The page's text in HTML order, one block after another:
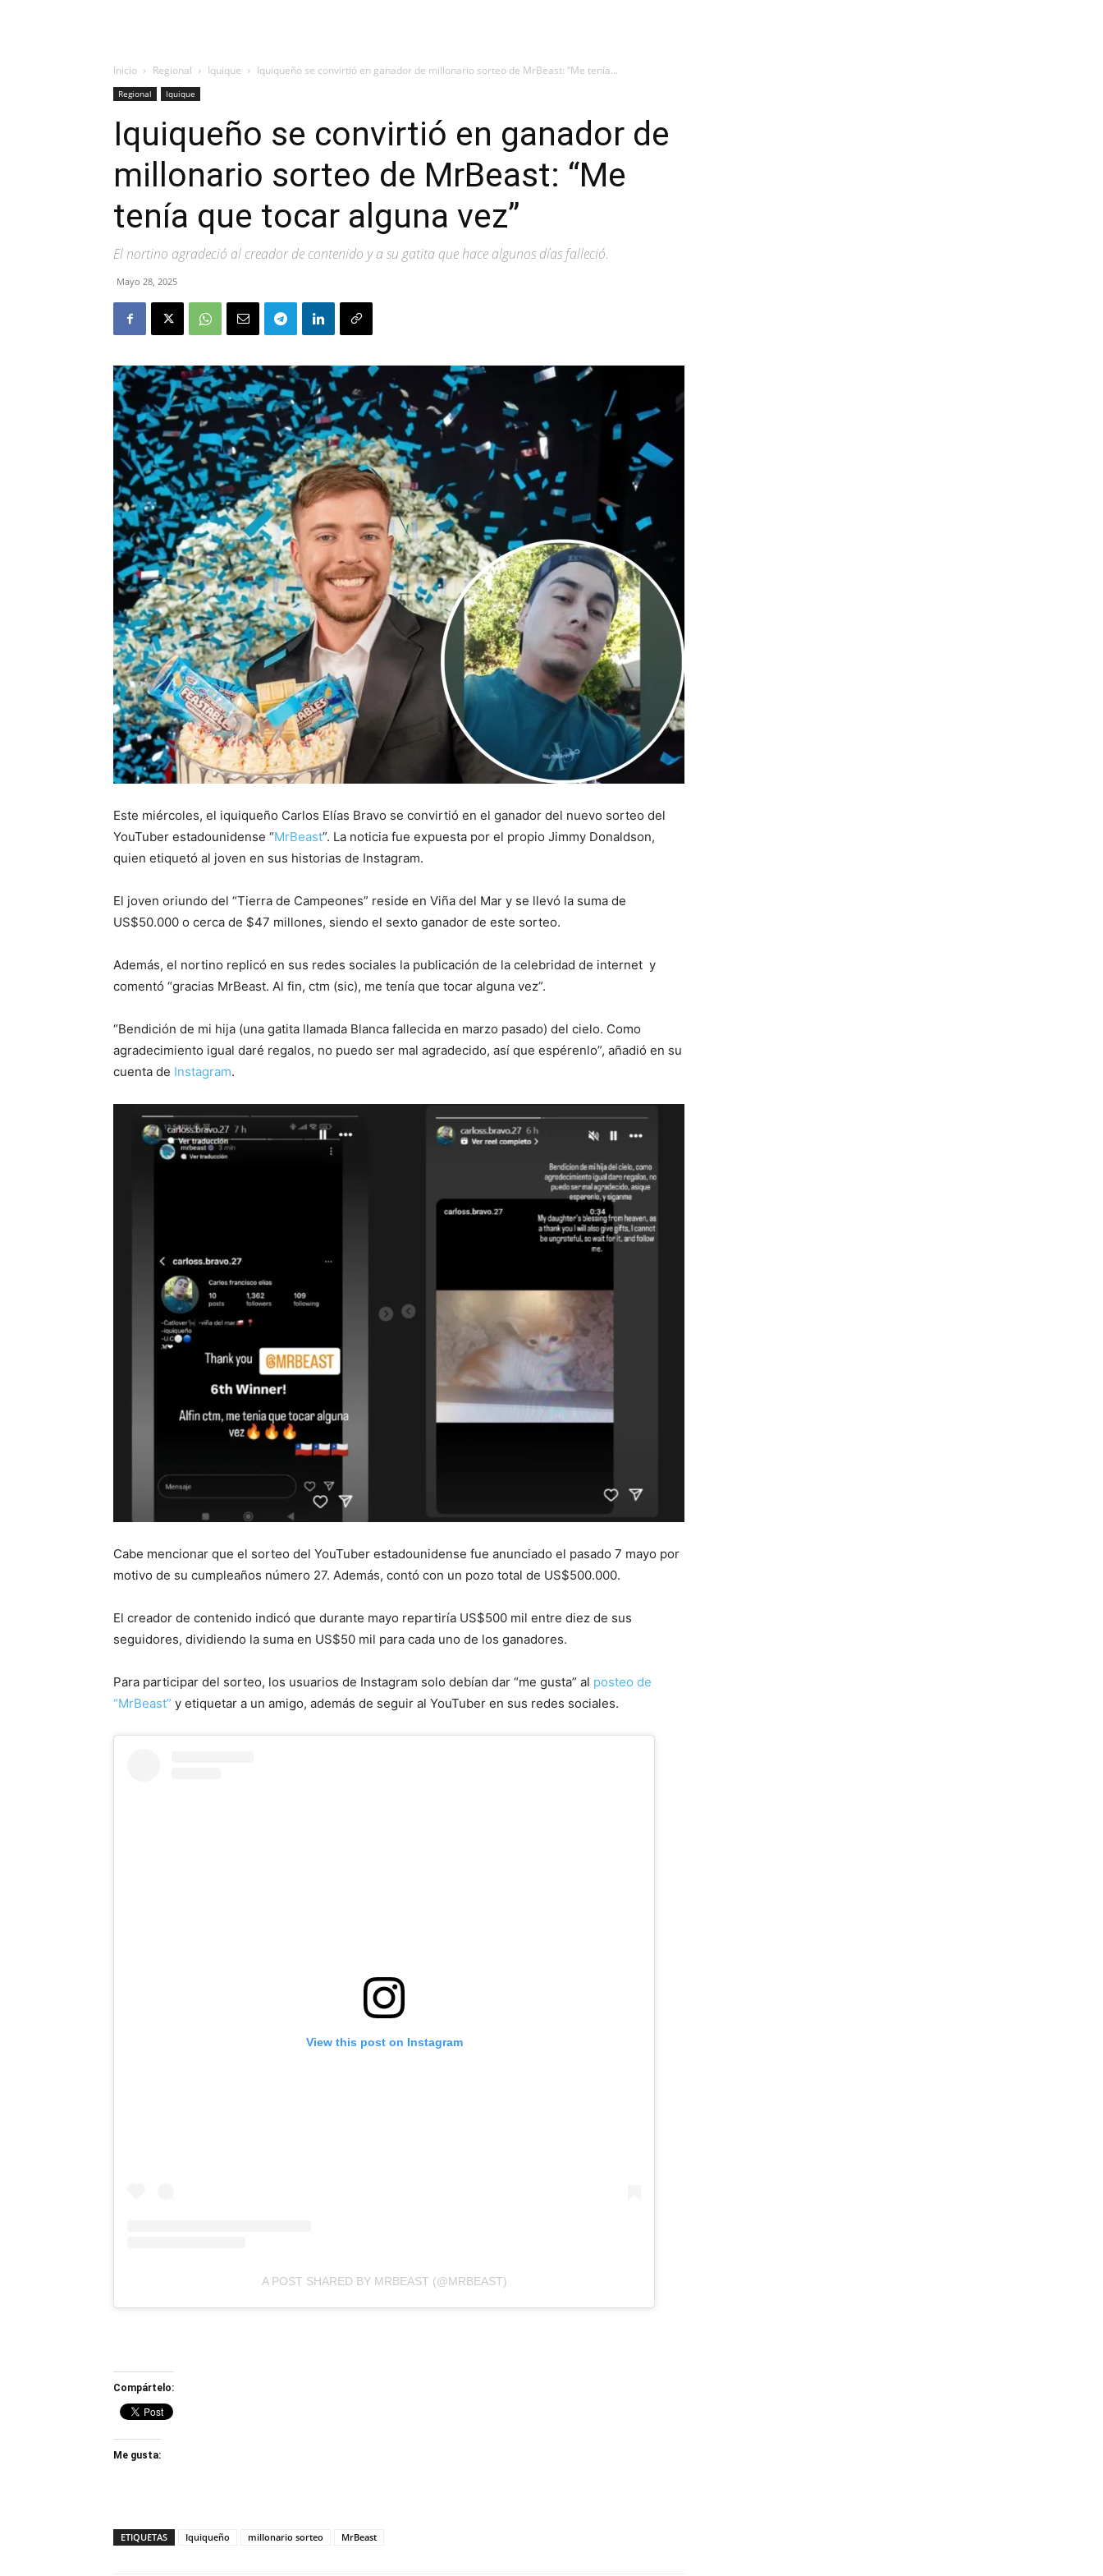
Inicio Regional Iquique Iquiqueño se convirtió en ganador de millonario sorteo de MrBeast: “Me tenía...
Regional Iquique
Iquiqueño se convirtió en ganador de
millonario sorteo de MrBeast: “Me
tenía que tocar alguna vez”
El nortino agradeció al creador de contenido y a su gatita que hace algunos días falleció.
Mayo 28, 2025
Este miércoles, el iquiqueño Carlos Elías Bravo se convirtió en el ganador del nuevo sorteo del
YouTuber estadounidense “MrBeast”. La noticia fue expuesta por el propio Jimmy Donaldson,
quien etiquetó al joven en sus historias de Instagram.
El joven oriundo del “Tierra de Campeones” reside en Viña del Mar y se llevó la suma de
US$50.000 o cerca de $47 millones, siendo el sexto ganador de este sorteo.
Además, el nortino replicó en sus redes sociales la publicación de la celebridad de internet y
comentó “gracias MrBeast. Al fin, ctm (sic), me tenía que tocar alguna vez”.
“Bendición de mi hija (una gatita llamada Blanca fallecida en marzo pasado) del cielo. Como
agradecimiento igual daré regalos, no puedo ser mal agradecido, así que espérenlo”, añadió en su
cuenta de Instagram.
Cabe mencionar que el sorteo del YouTuber estadounidense fue anunciado el pasado 7 mayo por
motivo de su cumpleaños número 27. Además, contó con un pozo total de US$500.000.
El creador de contenido indicó que durante mayo repartiría US$500 mil entre diez de sus
seguidores, dividiendo la suma en US$50 mil para cada uno de los ganadores.
Para participar del sorteo, los usuarios de Instagram solo debían dar “me gusta” al posteo de
“MrBeast” y etiquetar a un amigo, además de seguir al YouTuber en sus redes sociales.
View this post on Instagram
A POST SHARED BY MRBEAST (@MRBEAST)
Compártelo:
Me gusta:
ETIQUETAS Iquiqueño millonario sorteo MrBeast